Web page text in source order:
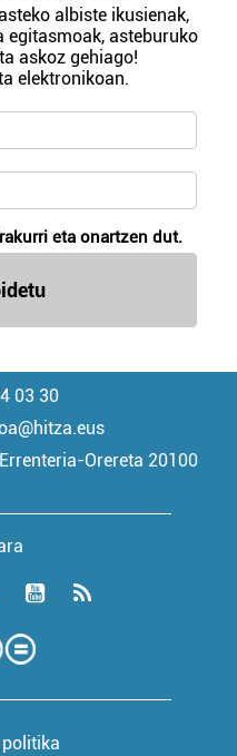
albiste ikusienak,
egitasmoak, asteburuko
askoz gehiago!
elektronikoan.
eta onartzen dut.
03 30
Orereta 20100